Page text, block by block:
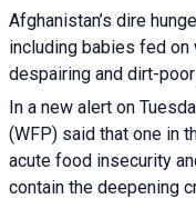
Afghanistan’s dire
including babies fed on
despairing and dirt-
In a new alert on
(WFP) said that one in
acute food insecurity
contain the deepening